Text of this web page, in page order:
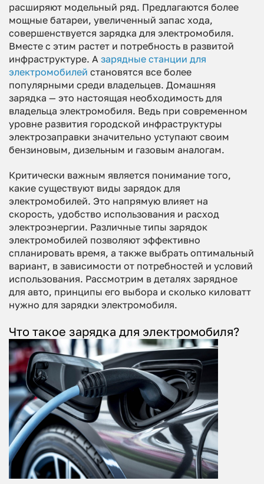
расширяют модельный ряд. Предлагаются более
мощные батареи, увеличенный запас хода,
совершенствуется зарядка для электромобиля.
Вместе с этим растет и потребность в развитой
инфраструктуре. А зарядные станции для
электромобилей становятся все более
популярными среди владельцев. Домашняя
зарядка — это настоящая необходимость для
владельца электромобиля. Ведь при современном
уровне развития городской инфраструктуры
электрозаправки значительно уступают своим
бензиновым, дизельным и газовым аналогам.
Критически важным является понимание того,
какие существуют виды зарядок для
электромобилей. Это напрямую влияет на
скорость, удобство использования и расход
электроэнергии. Различные типы зарядок
электромобилей позволяют эффективно
спланировать время, а также выбрать оптимальный
вариант, в зависимости от потребностей и условий
использования. Рассмотрим в деталях зарядное
для авто, принципы его выбора и сколько киловатт
нужно для зарядки электромобиля.
Что такое зарядка для электромобиля?